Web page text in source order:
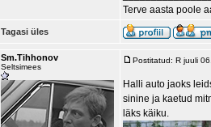
Terve aasta poole
Tagasi üles
Sm.Tihhonov
Seltsimees
Postitatud: R juuli
Halli auto jaoks
sinine ja kaetud
läks käiku.